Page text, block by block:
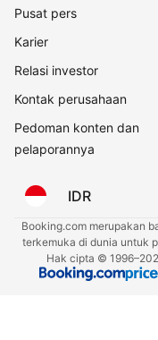
Pusat pers
Karier
Relasi investor
Kontak perusahaan
Pedoman konten dan
pelaporannya
IDR
Booking.com merupakan
terkemuka di dunia untuk
Hak cipta ©